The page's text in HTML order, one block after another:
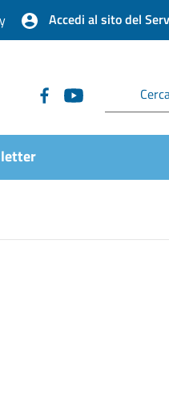
Accedi al sito del